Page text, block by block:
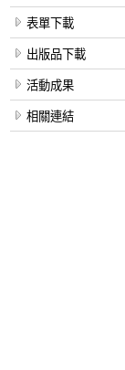
表單下載
出版品下載
活動成果
相關連結